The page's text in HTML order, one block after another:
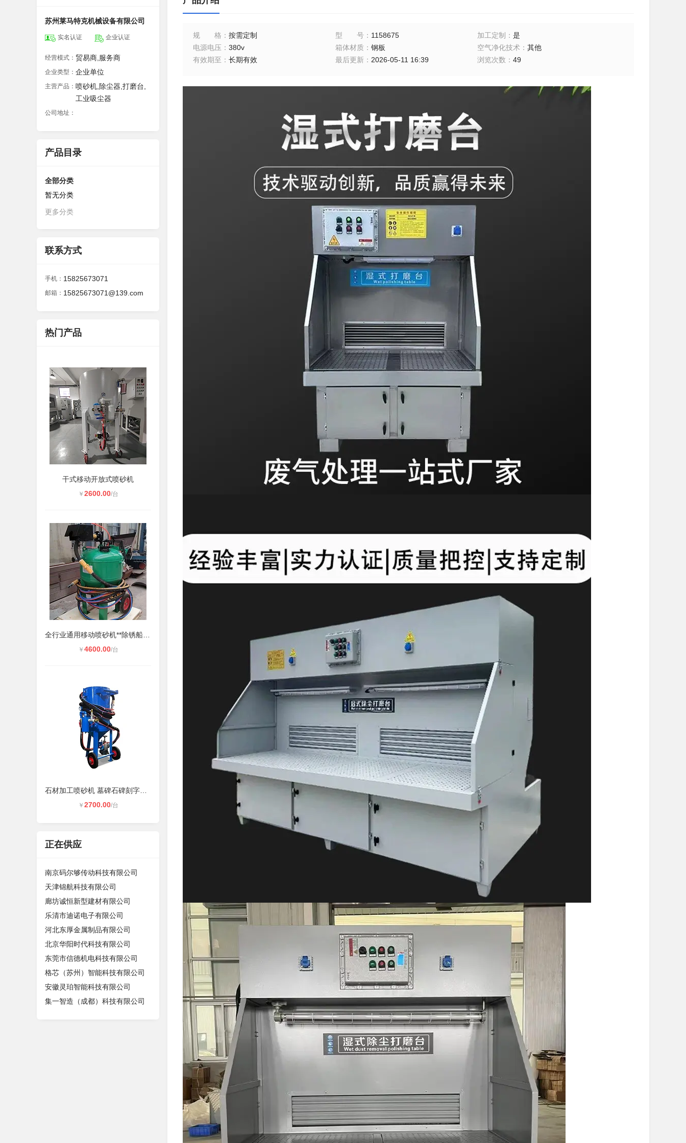
苏州莱马特克机械设备有限公司
实名认证 企业认证
经营模式： 贸易商,服务商
企业类型： 企业单位
主营产品： 喷砂机,除尘器,打磨台,
工业吸尘器
公司地址：
产品目录
全部分类
暂无分类
更多分类
联系方式
手机： 15825673071
邮箱： 15825673071@139.com
热门产品
干式移动开放式喷砂机
￥ 2600.00/台
￥ 4600.00/台
￥ 2700.00/台
正在供应
南京码尔够传动科技有限公司
天津锦航科技有限公司
廊坊诚恒新型建材有限公司
乐清市迪诺电子有限公司
河北东厚金属制品有限公司
北京华阳时代科技有限公司
东莞市信德机电科技有限公司
格芯（苏州）智能科技有限公司
安徽灵珀智能科技有限公司
集一智造（成都）科技有限公司
规格 ： 按需定制 型号： 1158675 加工定制 ：是
电源电压 ： 380v 箱体材质 ： 钢板 空气净化技术 ：其他
有效期至 ： 长期有效 最后更新： 2026-05-11 16:39 浏览次数 ：49